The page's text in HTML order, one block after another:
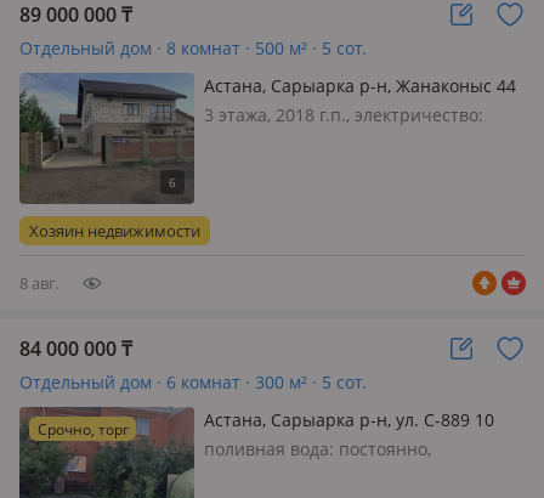
89 000 000₸
Отдельный дом · 8 комнат · 500 м² · 5 сот.
Астана, Сарыарка р-н, Жанаконыс 44
3 этажа, 2018 г.п., электричество:
локация, на одном участке построино
два коттеджа, 1 коттедж -300…
Хозяин недвижимости
8 авг.
84 000 000₸
Отдельный дом · 6 комнат · 300 м² · 5 сот.
Срочно, торг
Астана, Сарыарка р-н, ул. С-889 10
поливная вода: постоянно,